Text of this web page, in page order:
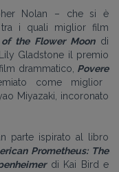
Nolan – che si è
tra i quali miglior film
the Flower Moondi
Gladstone il premio
drammatico, Povere
come miglior
Miyazaki, incoronato
parte ispirato al libro
Prometheus: The
di Kai Bird e